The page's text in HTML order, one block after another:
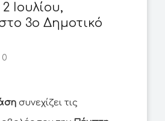
Ιουλίου,
3ο Δημοτικό
0
συνεχίζει τις